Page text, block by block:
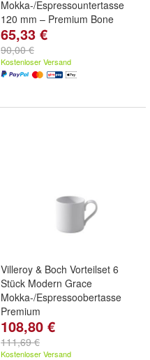
Mokka-/Espressountertasse
120 mm – Premium Bone
65,33 €
90,00 €
Kostenloser Versand
Villeroy & Boch Vorteilset 6
Stück Modern Grace
Mokka-/Espressoobertasse
Premium
108,80 €
111,69 €
Kostenloser Versand